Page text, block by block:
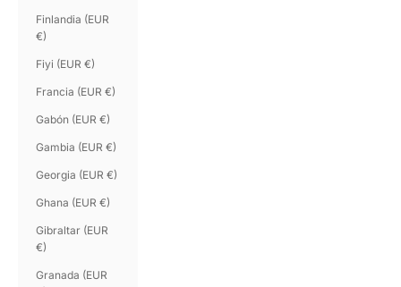
Finlandia (EUR
€)
Fiyi (EUR €)
Francia (EUR €)
Gabón (EUR €)
Gambia (EUR €)
Georgia (EUR €)
Ghana (EUR €)
Gibraltar (EUR
€)
Granada (EUR